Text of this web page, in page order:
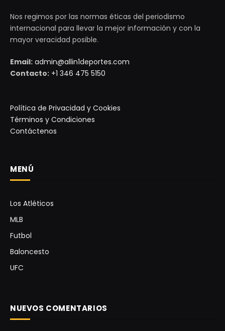
Nos regimos por las normas éticas del periodismo
internacional para llevar la mejor información y con la
mayor veracidad posible.
Email: admin@allin1deportes.com
Contacto: +1 346 475 5150
Política de Privacidad y Cookies
Términos y Condiciones
Contáctenos
MENÚ
Los Atléticos
MLB
Futbol
Baloncesto
UFC
NUEVOS COMENTARIOS